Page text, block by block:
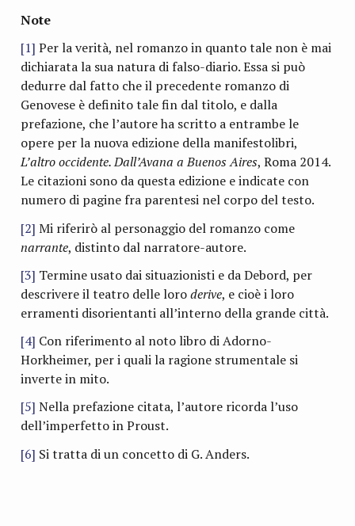
Note
[1] Per la verità, nel romanzo in quanto tale non è mai
dichiarata la sua natura di falso-diario. Essa si può
dedurre dal fatto che il precedente romanzo di
Genovese è definito tale fin dal titolo, e dalla
prefazione, che l’autore ha scritto a entrambe le
opere per la nuova edizione della manifestolibri,
L’altro occidente. Dall’Avana a Buenos Aires, Roma 2014.
Le citazioni sono da questa edizione e indicate con
numero di pagine fra parentesi nel corpo del testo.
[2] Mi riferirò al personaggio del romanzo come
narrante, distinto dal narratore-autore.
[3] Termine usato dai situazionisti e da Debord, per
descrivere il teatro delle loroderive, e cioè i loro
erramenti disorientanti all’interno della grande città.
[4] Con riferimento al noto libro di Adorno-
Horkheimer, per i quali la ragione strumentale si
inverte in mito.
[5] Nella prefazione citata, l’autore ricorda l’uso
dell’imperfetto in Proust.
[6] Si tratta di un concetto di G. Anders.